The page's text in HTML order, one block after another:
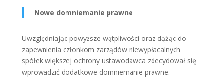
Nowe domniemanie prawne
Uwzględniając powyższe wątpliwości oraz dążąc do
zapewnienia członkom zarządów niewypłacalnych
spółek większej ochrony ustawodawca zdecydował się
wprowadzić dodatkowe domniemanie prawne.